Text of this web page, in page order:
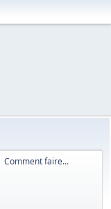
Comment faire...